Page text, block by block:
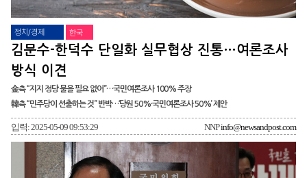
정치/경제 한국
김문수-한덕수 단일화 실무협상 진통…여론조사
방식 이견
金측 “지지 정당 물을 필요 없어”…국민여론조사 100% 주장
韓측 “민주당이 선출하는 것” 반박…‘당원 50%·국민여론조사 50%’ 제안
입력: 2025-05-09 09:53:29 NNPinfo@newsandpost.com